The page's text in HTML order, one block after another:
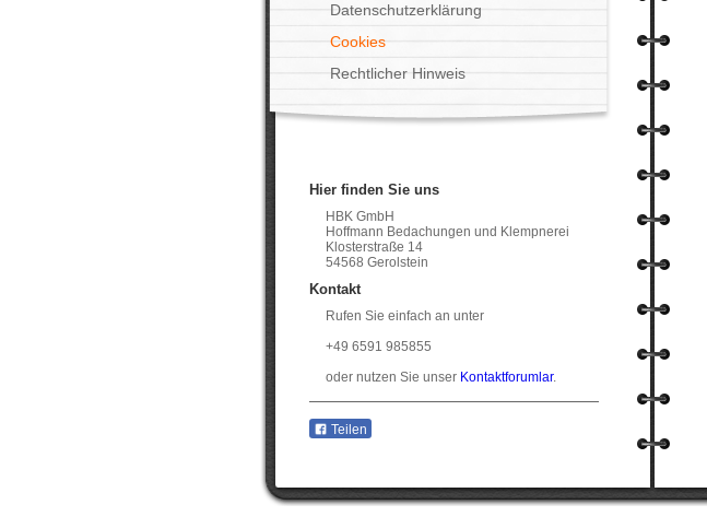
Datenschutzerklärung
Cookies
Rechtlicher Hinweis
Hier finden Sie uns
HBK GmbH
Hoffmann Bedachungen und Klempnerei
Klosterstraße 14
54568 Gerolstein
Kontakt
Rufen Sie einfach an unter
+49 6591 985855
oder nutzen Sie unser Kontaktforumlar.
Teilen